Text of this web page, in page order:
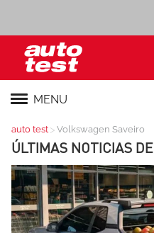
MENU
auto test > Volkswagen Saveiro
ÚLTIMAS NOTICIAS DE